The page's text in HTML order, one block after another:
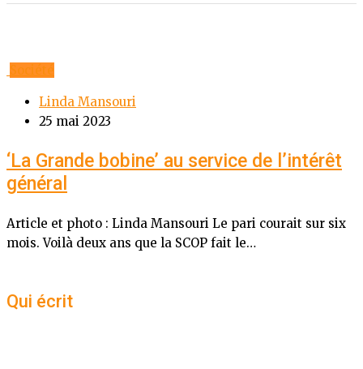
Société
Linda Mansouri
25 mai 2023
‘La Grande bobine’ au service de l’intérêt
général
Article et photo : Linda Mansouri Le pari courait sur six
mois. Voilà deux ans que la SCOP fait le…
Qui écrit